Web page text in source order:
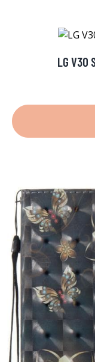
LG V30